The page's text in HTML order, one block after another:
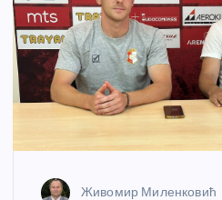
Живомир Миленковић